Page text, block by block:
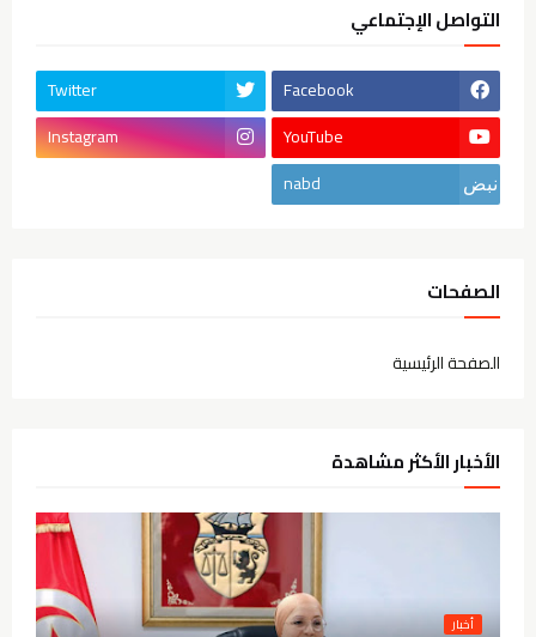
التواصل الإجتماعي
Facebook
Twitter
YouTube
Instagram
nabd
الصفحات
الصفحة الرئيسية
الأخبار الأكثر مشاهدة
أخبار